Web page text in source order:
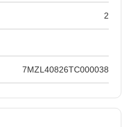
2
7MZL40826TC000038